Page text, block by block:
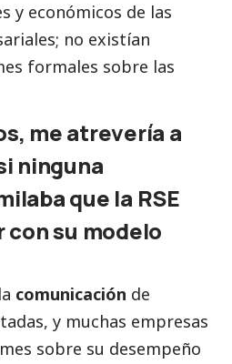
y económicos de las
no existían
formales sobre las
me atrevería a
ninguna
que la RSE
con su modelo
comunicación de
y muchas empresas
sobre su desempeño